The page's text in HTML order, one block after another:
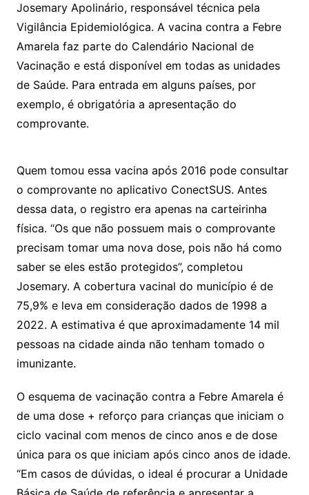
Josemary Apolinário, responsável técnica pela
Vigilância Epidemiológica. A vacina contra a Febre
Amarela faz parte do Calendário Nacional de
Vacinação e está disponível em todas as unidades
de Saúde. Para entrada em alguns países, por
exemplo, é obrigatória a apresentação do
comprovante.
Quem tomou essa vacina após 2016 pode consultar
o comprovante no aplicativo ConectSUS. Antes
dessa data, o registro era apenas na carteirinha
física. “Os que não possuem mais o comprovante
precisam tomar uma nova dose, pois não há como
saber se eles estão protegidos”, completou
Josemary. A cobertura vacinal do município é de
75,9% e leva em consideração dados de 1998 a
2022. A estimativa é que aproximadamente 14 mil
pessoas na cidade ainda não tenham tomado o
imunizante.
O esquema de vacinação contra a Febre Amarela é
de uma dose + reforço para crianças que iniciam o
ciclo vacinal com menos de cinco anos e de dose
única para os que iniciam após cinco anos de idade.
“Em casos de dúvidas, o ideal é procurar a Unidade